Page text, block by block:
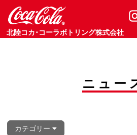
北陸コカ･コーラボトリング株式会社
お知らせ Information
ニュー
カテゴリー